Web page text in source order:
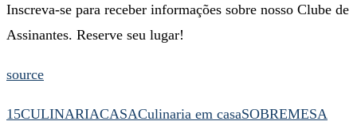
Inscreva-se para receber informações sobre nosso Clube de
Assinantes. Reserve seu lugar!
source
15CULINARIACASACulinaria em casaSOBREMESA